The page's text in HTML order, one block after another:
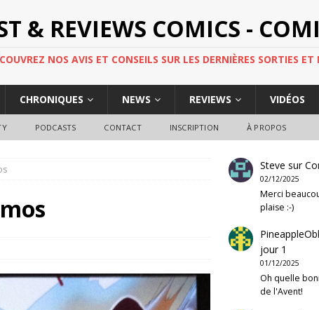
& REVIEWS COMICS -
NOS AVIS ET CONSEILS SUR LES DERNIÈRES SORTIES
CHRONIQUES NEWS REVIEWS VIDÉOS
PODCASTS CONTACT INSCRIPTION À PROPOS
Steve sur
02/12/2025
Merci
plaise :-)
jour 1
01/12/2025
Oh quelle
de l'Avent!